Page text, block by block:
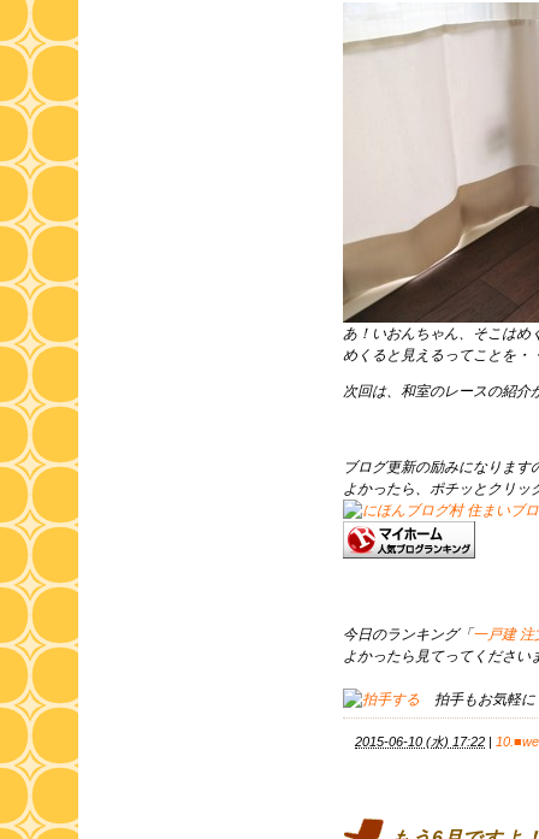
あ！いおんちゃん、そこはめ
めくると見えるってことを・
次回は、和室のレースの紹介
ブログ更新の励みになります
よかったら、ポチッとクリッ
今日のランキング「 一戸建
よかったら見てってください
拍手もお気軽に
2015-06-10 (水) 17:22 |